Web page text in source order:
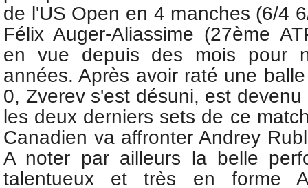
de l'US Open en 4 manches (6/4
Félix Auger-Aliassime (27ème
en vue depuis des mois pour
années. Après avoir raté une
0, Zverev s'est désuni, est
les deux derniers sets de ce
Canadien va affronter Andrey
A noter par ailleurs la belle
talentueux et très en forme